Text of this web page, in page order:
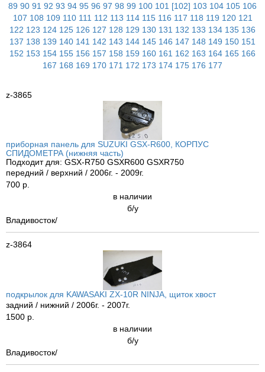
89 90 91 92 93 94 95 96 97 98 99 100 101 [102] 103 104 105 106
107 108 109 110 111 112 113 114 115 116 117 118 119 120 121
122 123 124 125 126 127 128 129 130 131 132 133 134 135 136
137 138 139 140 141 142 143 144 145 146 147 148 149 150 151
152 153 154 155 156 157 158 159 160 161 162 163 164 165 166
167 168 169 170 171 172 173 174 175 176 177
z-3865
приборная панель для SUZUKI GSX-R600, КОРПУС
СПИДОМЕТРА (нижняя часть)
Подходит для: GSX-R750 GSXR600 GSXR750
передний / верхний / 2006г. - 2009г.
700 р.
в наличии
б/у
Владивосток/
z-3864
подкрылок для KAWASAKI ZX-10R NINJA, щиток хвост
задний / нижний / 2006г. - 2007г.
1500 р.
в наличии
б/у
Владивосток/